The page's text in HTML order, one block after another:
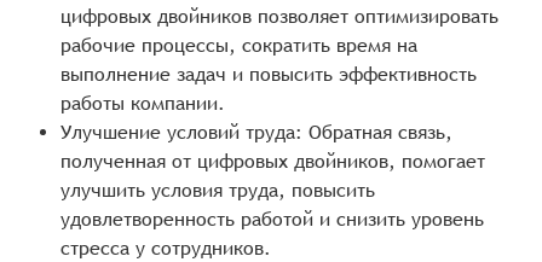
цифровых двойников позволяет оптимизировать
рабочие процессы, сократить время на
выполнение задач и повысить эффективность
работы компании.
Улучшение условий труда: Обратная связь,
полученная от цифровых двойников, помогает
улучшить условия труда, повысить
удовлетворенность работой и снизить уровень
стресса у сотрудников.